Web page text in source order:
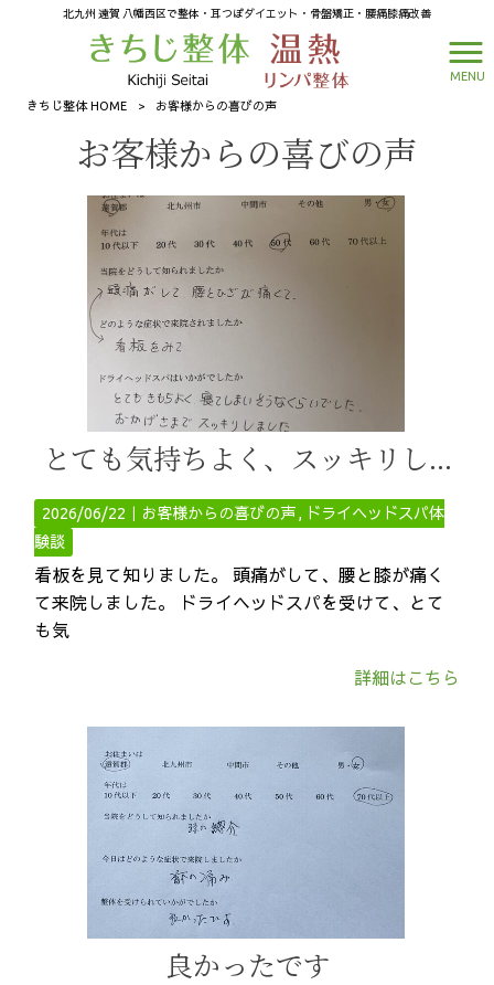
北九州 遠賀 八幡西区で整体・耳つぼダイエット・骨盤矯正・腰痛膝痛改善
MENU
きちじ整体 HOME > お客様からの喜びの声
お客様からの喜びの声
とても気持ちよく、スッキリしました
2026/06/22｜ お客様からの喜びの声
ドライヘッドスパ体
験談
看板を見て知りました。 頭痛がして、腰と膝が痛く
て来院しました。 ドライヘッドスパを受けて、とて
も気
詳細はこちら
良かったです